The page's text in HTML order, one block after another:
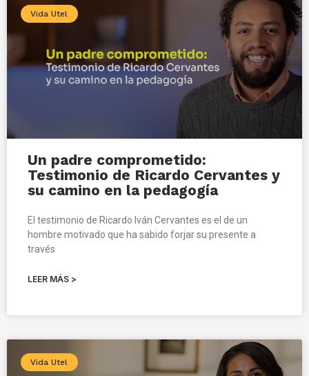
Vida Utel
Un padre comprometido:
Testimonio de Ricardo Cervantes y
su camino en la pedagogía
El testimonio de Ricardo Iván Cervantes es el de un
hombre motivado que ha sabido forjar su presente a
través
LEER MÁS >
Vida Utel